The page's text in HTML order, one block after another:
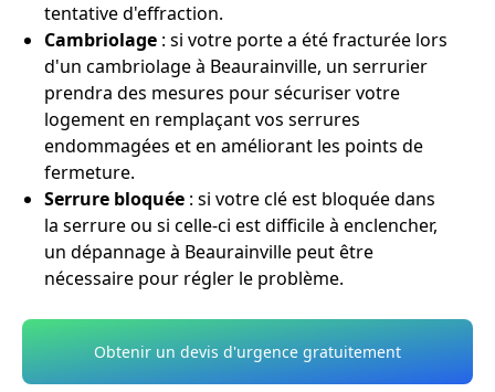
tentative d'effraction.
Cambriolage : si votre porte a été fracturée lors
d'un cambriolage à Beaurainville, un serrurier
prendra des mesures pour sécuriser votre
logement en remplaçant vos serrures
endommagées et en améliorant les points de
fermeture.
Serrure bloquée : si votre clé est bloquée dans
la serrure ou si celle-ci est difficile à enclencher,
un dépannage à Beaurainville peut être
nécessaire pour régler le problème.
Obtenir un devis d'urgence gratuitement